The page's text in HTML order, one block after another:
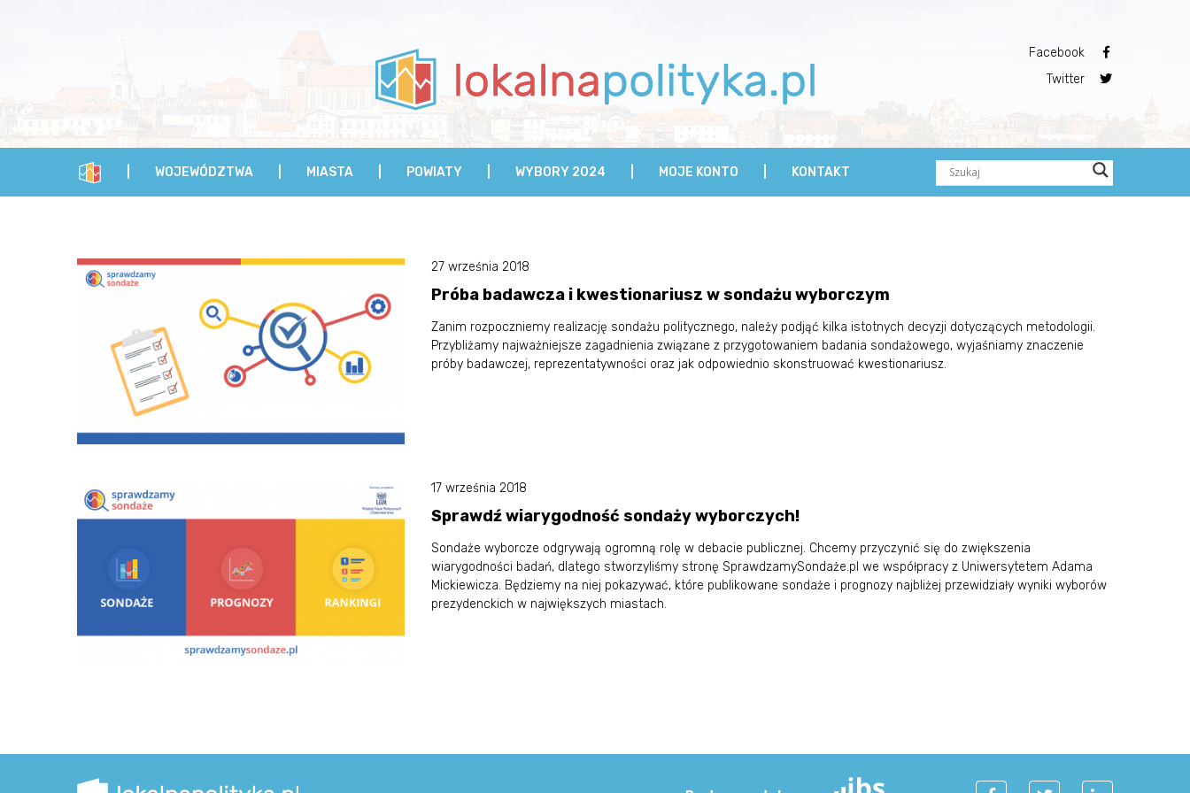
Facebook
Twitter
WOJEWÓDZTWA MIASTA POWIATY WYBORY 2024 MOJE KONTO KONTAKT
27 września 2018
Próba badawcza i kwestionariusz w sondażu wyborczym
Zanim rozpoczniemy realizację sondażu politycznego, należy podjąć kilka istotnych decyzji dotyczących metodologii.
Przybliżamy najważniejsze zagadnienia związane z przygotowaniem badania sondażowego, wyjaśniamy znaczenie
próby badawczej, reprezentatywności oraz jak odpowiednio skonstruować kwestionariusz.
17 września 2018
Sprawdź wiarygodność sondaży wyborczych!
Sondaże wyborcze odgrywają ogromną rolę w debacie publicznej. Chcemy przyczynić się do zwiększenia
wiarygodności badań, dlatego stworzyliśmy stronę SprawdzamySondaże.pl we współpracy z Uniwersytetem Adama
Mickiewicza. Będziemy na niej pokazywać, które publikowane sondaże i prognozy najbliżej przewidziały wyniki wyborów
prezydenckich w największych miastach.